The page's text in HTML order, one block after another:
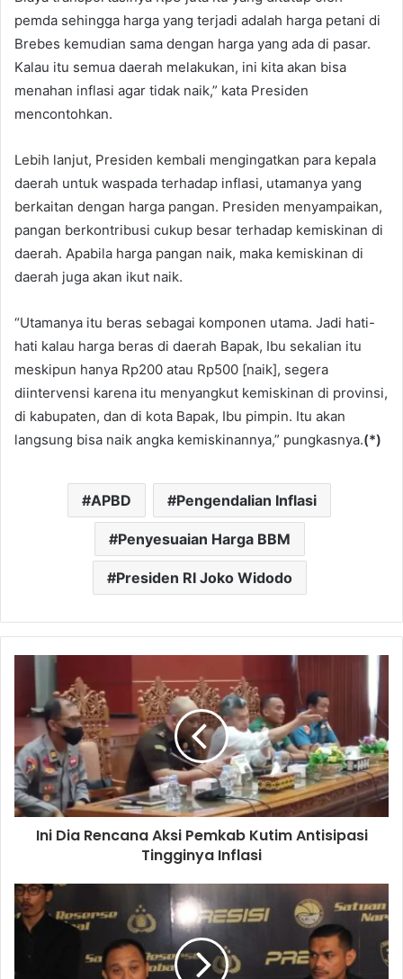
pemda sehingga harga yang terjadi adalah harga petani di
Brebes kemudian sama dengan harga yang ada di pasar.
Kalau itu semua daerah melakukan, ini kita akan bisa
menahan inflasi agar tidak naik,” kata Presiden
mencontohkan.
Lebih lanjut, Presiden kembali mengingatkan para kepala
daerah untuk waspada terhadap inflasi, utamanya yang
berkaitan dengan harga pangan. Presiden menyampaikan,
pangan berkontribusi cukup besar terhadap kemiskinan di
daerah. Apabila harga pangan naik, maka kemiskinan di
daerah juga akan ikut naik.
“Utamanya itu beras sebagai komponen utama. Jadi hati-
hati kalau harga beras di daerah Bapak, Ibu sekalian itu
meskipun hanya Rp200 atau Rp500 [naik], segera
diintervensi karena itu menyangkut kemiskinan di provinsi,
di kabupaten, dan di kota Bapak, Ibu pimpin. Itu akan
langsung bisa naik angka kemiskinannya,” pungkasnya.(*)
APBD Pengendalian Inflasi
Penyesuaian Harga BBM
Presiden RI Joko Widodo
Ini Dia Rencana Aksi Pemkab Kutim Antisipasi
Tingginya Inflasi